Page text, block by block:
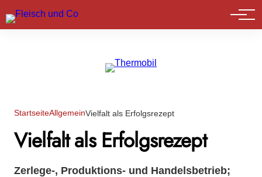
Marktführer
StartseiteAllgemeinVielfalt als Erfolgsrezept
Vielfalt als Erfolgsrezept
Zerlege-, Produktions- und Handelsbetrieb;